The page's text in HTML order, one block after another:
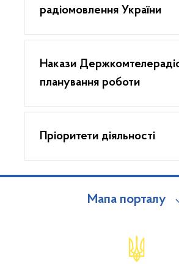
радіомовлення України
Накази
планування роботи
Пріоритети діяльності
Мапа порталу